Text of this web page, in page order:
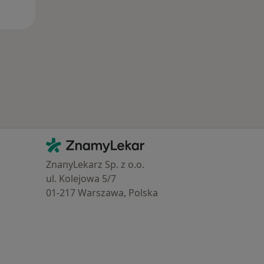
Kontakt
ZnamyLekar - Hlavní stránka
ZnanyLekarz Sp. z o.o.
ul. Kolejowa 5/7
01-217 Warszawa, Polska